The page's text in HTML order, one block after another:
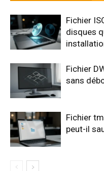
Fichier
disques
Fichier
sans
Fichier
peut-il